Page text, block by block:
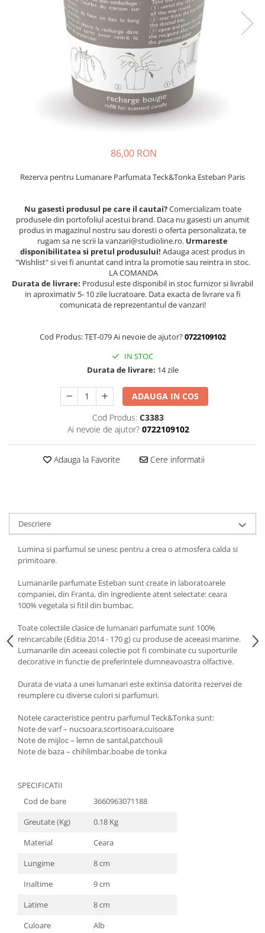
86,00 RON
Rezerva pentru Lumanare Parfumata Teck&Tonka Esteban Paris
Nu gasesti produsul pe care il cautai?Comercializam toate
produsele din portofoliul acestui brand. Daca nu gasesti un anumit
produs in magazinul nostru sau doresti o oferta personalizata, te
rugam sa ne scrii la vanzari@studioline.ro. Urmareste
disponibilitatea si pretul produsului! Adauga acest produs in
"Wishlist" si vei fi anuntat cand intra la promotie sau reintra in stoc.
LA COMANDA
Durata de livrare: Produsul este disponibil in stoc furnizor si livrabil
in aproximativ 5- 10 zile lucratoare. Data exacta de livrare va fi
comunicata de reprezentantul de vanzari!
Cod Produs: TET-079 Ai nevoie de ajutor?0722109102
IN STOC
Durata de livrare: 14 zile
ADAUGA IN COS
Cod Produs: C3383
Ai nevoie de ajutor? 0722109102
Adauga la Favorite Cere informatii
Descriere
Lumina si parfumul se unesc pentru a crea o atmosfera calda si
primitoare.
Lumanarile parfumate Esteban sunt create in laboratoarele
companiei, din Franta, din ingrediente atent selectate: ceara
100% vegetala si fitil din bumbac.
Toate colectiile clasice de lumanari parfumate sunt 100%
reincarcabile (Editia 2014 - 170 g) cu produse de aceeasi marime.
Lumanarile din aceeasi colectie pot fi combinate cu suporturile
decorative in functie de preferintele dumneavoastra olfactive.
Durata de viata a unei lumanari este extinsa datorita rezervei de
reumplere cu diverse culori si parfumuri.
Notele caracteristice pentru parfumul Teck&Tonka sunt:
Note de varf – nucsoara,scortisoara,cuisoare
Note de mijloc – lemn de santal,patchouli
Note de baza – chihlimbar,boabe de tonka
SPECIFICATII
Cod de bare
3660963071188
Greutate (Kg)
0.18 Kg
Material
Ceara
Lungime
8 cm
Inaltime
9 cm
Latime
8 cm
Culoare
Alb